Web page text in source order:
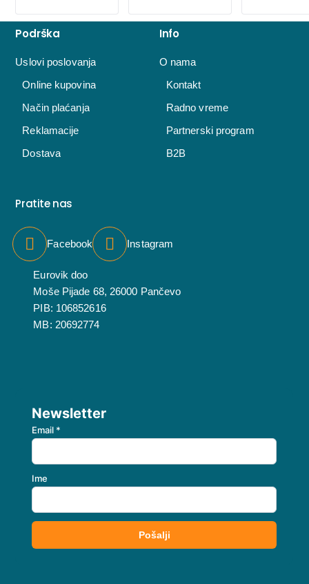
Podrška
Uslovi poslovanja
Online kupovina
Način plaćanja
Reklamacije
Dostava
Info
O nama
Kontakt
Radno vreme
Partnerski program
B2B
Pratite nas
Facebook Instagram
Eurovik doo
Moše Pijade 68, 26000 Pančevo
PIB: 106852616
MB: 20692774